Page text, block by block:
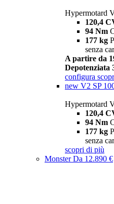
Hypermotard
120,4
94 Nm
177 kg
senza
A partire da
Depotenziata
configura
new V2 SP
Hypermotard
120,4
94 Nm
177 kg
senza
scopri di più
MonsterDa 12.890 €